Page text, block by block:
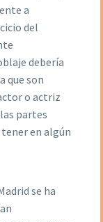
a
del
debería
que son
o actriz
partes
en algún
se ha